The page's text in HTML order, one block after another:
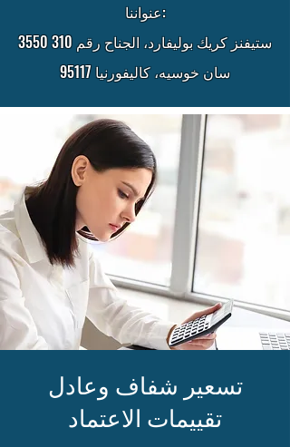
عنواننا:
3550 ستيفنز كريك بوليفارد، الجناح رقم 310
سان خوسيه، كاليفورنيا 95117
تسعير شفاف وعادل
تقييمات الاعتماد